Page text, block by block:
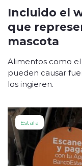
Incluido el
que
mascota
Alimentos como el
pueden causar
los ingieren.
Estafa